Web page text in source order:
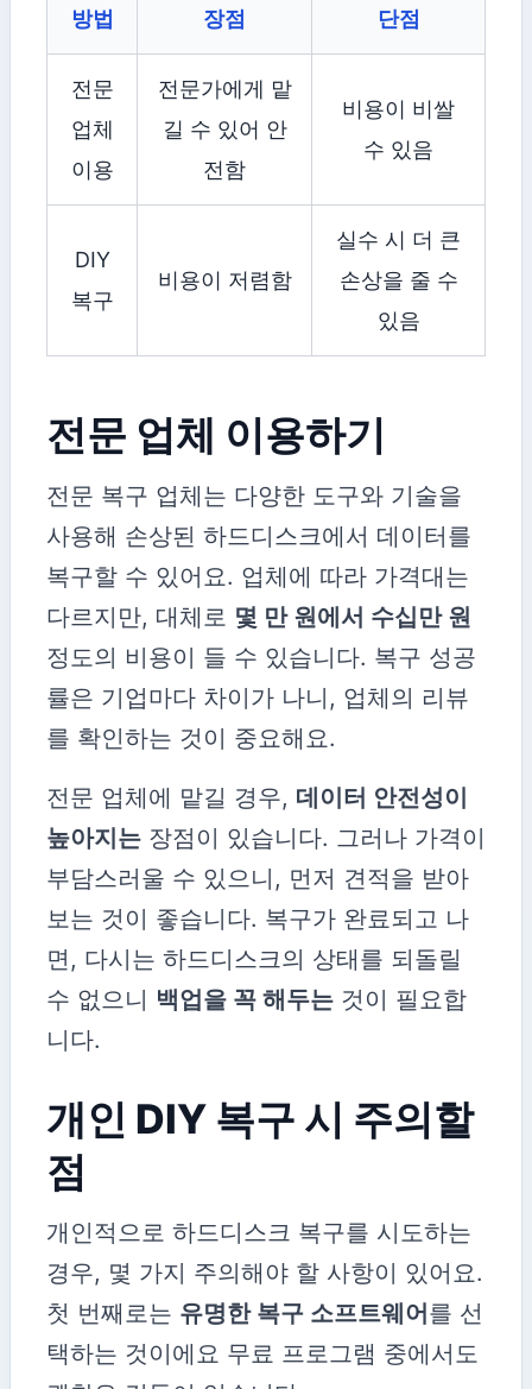
방법 장점 단점
전문
업체
이용
전문가에게 맡
길 수 있어 안
전함
비용이 비쌀
수 있음
DIY
복구
비용이 저렴함
실수 시 더 큰
손상을 줄 수
있음
전문 업체 이용하기
전문 복구 업체는 다양한 도구와 기술을
사용해 손상된 하드디스크에서 데이터를
복구할 수 있어요. 업체에 따라 가격대는
다르지만, 대체로 몇 만 원에서 수십만 원
정도의 비용이 들 수 있습니다. 복구 성공
률은 기업마다 차이가 나니, 업체의 리뷰
를 확인하는 것이 중요해요.
전문 업체에 맡길 경우, 데이터 안전성이
높아지는 장점이 있습니다. 그러나 가격이
부담스러울 수 있으니, 먼저 견적을 받아
보는 것이 좋습니다. 복구가 완료되고 나
면, 다시는 하드디스크의 상태를 되돌릴
수 없으니 백업을 꼭 해두는 것이 필요합
니다.
개인 DIY 복구 시 주의할
점
개인적으로 하드디스크 복구를 시도하는
경우, 몇 가지 주의해야 할 사항이 있어요.
첫 번째로는 유명한 복구 소프트웨어를 선
택하는 것이에요 무료 프로그램 중에서도